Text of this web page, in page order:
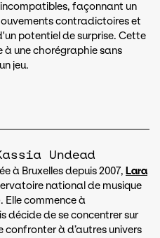
façonnant un
contradictoires et
potentiel de surprise. Cette
à une chorégraphie sans
jeu.
Undead
à Bruxelles depuis 2007, Lara
national de musique
Elle commence à
décide de se concentrer sur
confronter à d’autres univers